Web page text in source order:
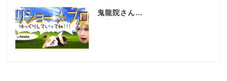
鬼龍院さん…